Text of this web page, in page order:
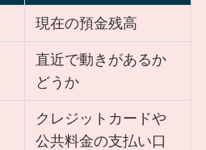
現在の預金残高
直近で動きがあるか
どうか
クレジットカードや
公共料金の支払い口